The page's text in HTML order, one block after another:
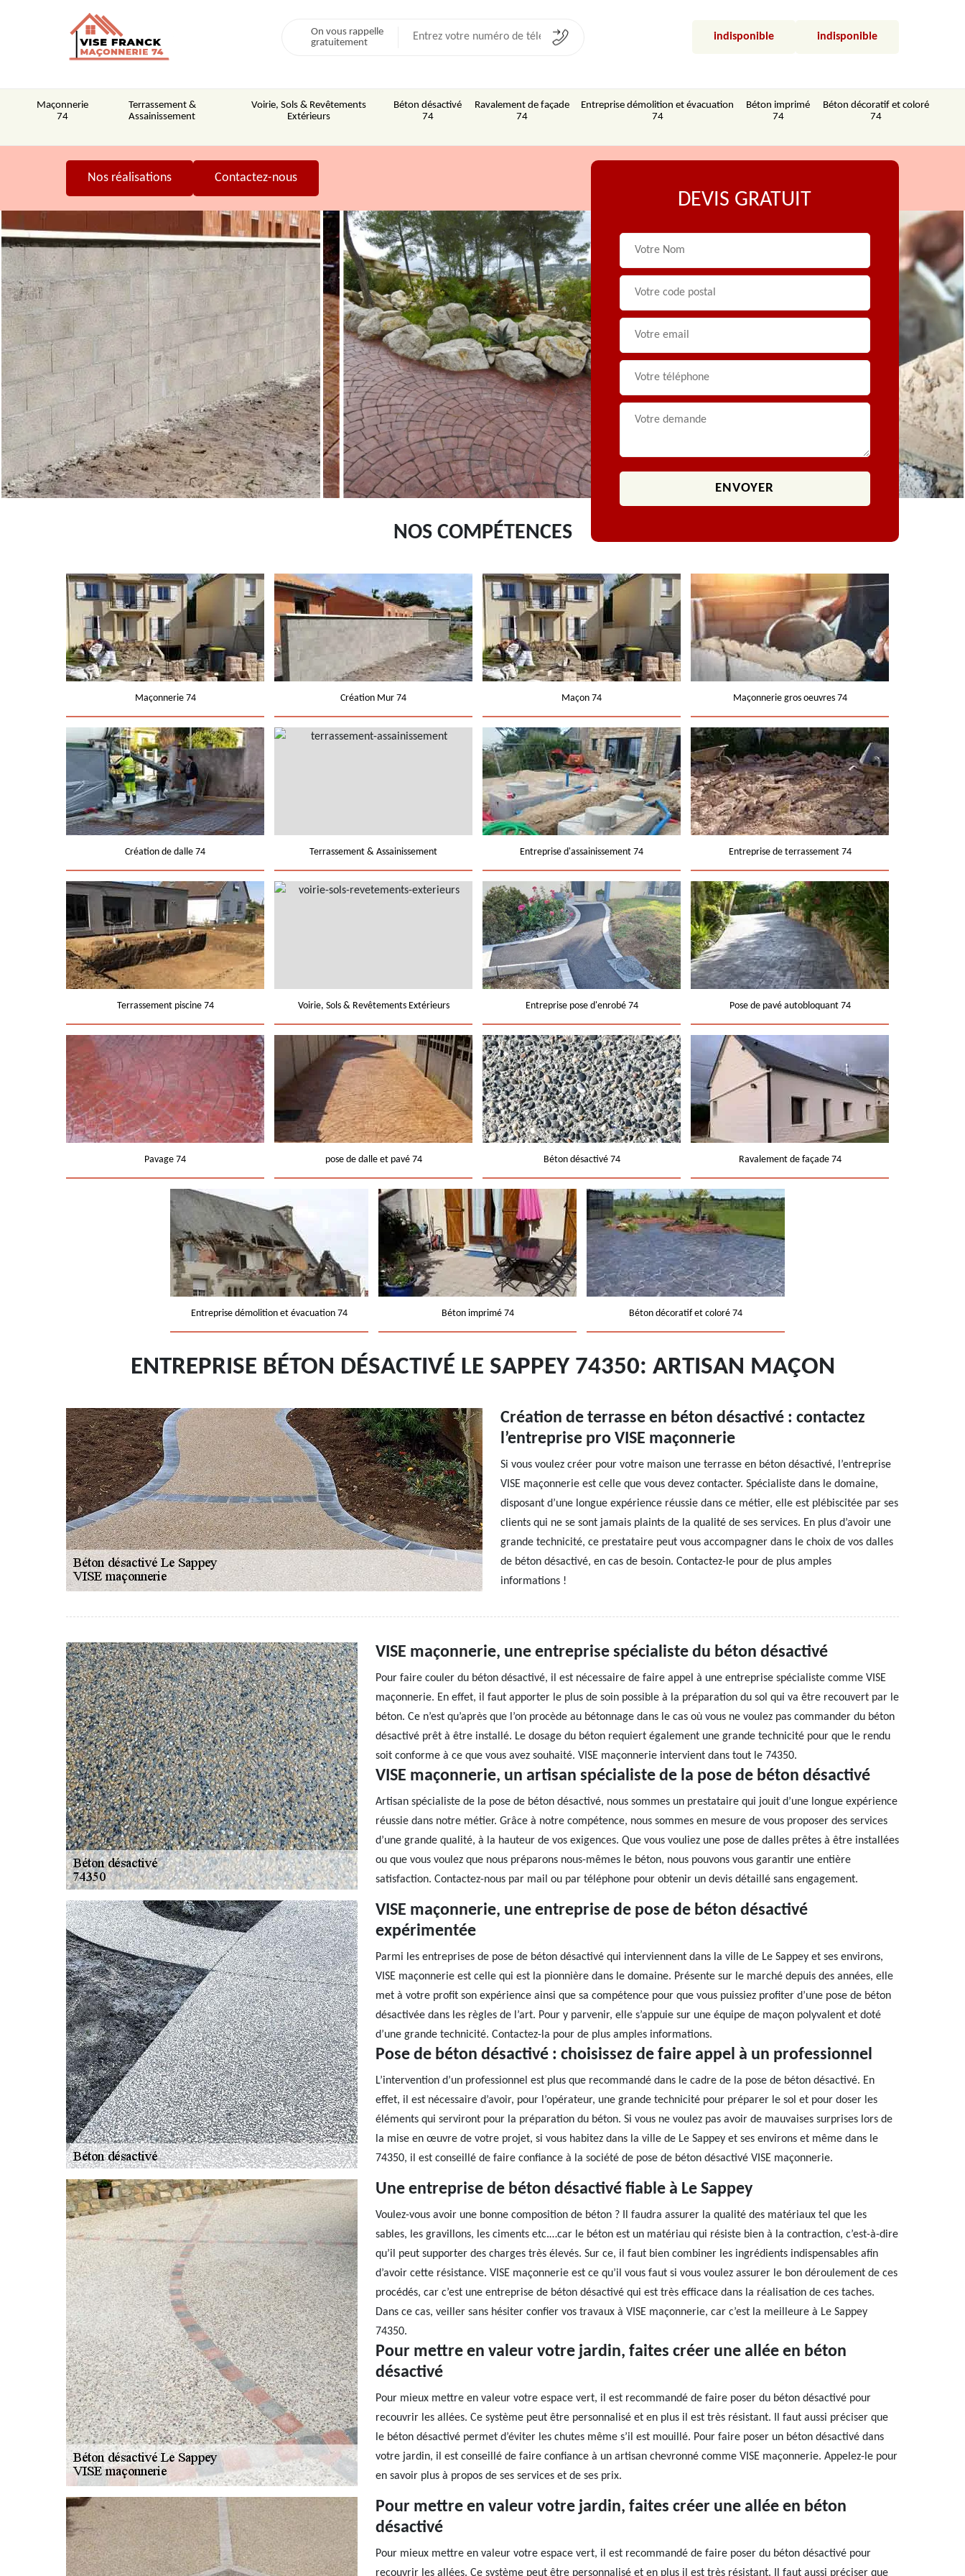
On vous rappelle
gratuitement
indisponible indisponible
Maçonnerie
74
Terrassement &
Assainissement
Voirie, Sols & Revêtements
Extérieurs
Béton désactivé
74
Ravalement de façade
74
Entreprise démolition et évacuation
74
Béton imprimé
74
Béton décoratif et coloré
74
Nos réalisations Contactez-nous
DEVIS GRATUIT
NOS COMPÉTENCES
Maçonnerie 74 Création Mur 74 Maçon 74 Maçonnerie gros oeuvres 74
Création de dalle 74 Terrassement & Assainissement Entreprise d'assainissement 74 Entreprise de terrassement 74
Terrassement piscine 74 Voirie, Sols & Revêtements Extérieurs Entreprise pose d'enrobé 74 Pose de pavé autobloquant 74
Pavage 74 pose de dalle et pavé 74 Béton désactivé 74 Ravalement de façade 74
Entreprise démolition et évacuation 74 Béton imprimé 74 Béton décoratif et coloré 74
ENTREPRISE BÉTON DÉSACTIVÉ LE SAPPEY 74350: ARTISAN MAÇON
Création de terrasse en béton désactivé : contactez
l’entreprise pro VISE maçonnerie
Si vous voulez créer pour votre maison une terrasse en béton désactivé, l’entreprise
VISE maçonnerie est celle que vous devez contacter. Spécialiste dans le domaine,
disposant d’une longue expérience réussie dans ce métier, elle est plébiscitée par ses
clients qui ne se sont jamais plaints de la qualité de ses services. En plus d’avoir une
grande technicité, ce prestataire peut vous accompagner dans le choix de vos dalles
de béton désactivé, en cas de besoin. Contactez-le pour de plus amples
informations !
VISE maçonnerie, une entreprise spécialiste du béton désactivé
Pour faire couler du béton désactivé, il est nécessaire de faire appel à une entreprise spécialiste comme VISE
maçonnerie. En effet, il faut apporter le plus de soin possible à la préparation du sol qui va être recouvert par le
béton. Ce n’est qu’après que l’on procède au bétonnage dans le cas où vous ne voulez pas commander du béton
désactivé prêt à être installé. Le dosage du béton requiert également une grande technicité pour que le rendu
soit conforme à ce que vous avez souhaité. VISE maçonnerie intervient dans tout le 74350.
VISE maçonnerie, un artisan spécialiste de la pose de béton désactivé
Artisan spécialiste de la pose de béton désactivé, nous sommes un prestataire qui jouit d’une longue expérience
réussie dans notre métier. Grâce à notre compétence, nous sommes en mesure de vous proposer des services
d’une grande qualité, à la hauteur de vos exigences. Que vous vouliez une pose de dalles prêtes à être installées
ou que vous voulez que nous préparons nous-mêmes le béton, nous pouvons vous garantir une entière
satisfaction. Contactez-nous par mail ou par téléphone pour obtenir un devis détaillé sans engagement.
VISE maçonnerie, une entreprise de pose de béton désactivé
expérimentée
Parmi les entreprises de pose de béton désactivé qui interviennent dans la ville de Le Sappey et ses environs,
VISE maçonnerie est celle qui est la pionnière dans le domaine. Présente sur le marché depuis des années, elle
met à votre profit son expérience ainsi que sa compétence pour que vous puissiez profiter d’une pose de béton
désactivée dans les règles de l’art. Pour y parvenir, elle s’appuie sur une équipe de maçon polyvalent et doté
d’une grande technicité. Contactez-la pour de plus amples informations.
Pose de béton désactivé : choisissez de faire appel à un professionnel
L’intervention d’un professionnel est plus que recommandé dans le cadre de la pose de béton désactivé. En
effet, il est nécessaire d’avoir, pour l’opérateur, une grande technicité pour préparer le sol et pour doser les
éléments qui serviront pour la préparation du béton. Si vous ne voulez pas avoir de mauvaises surprises lors de
la mise en œuvre de votre projet, si vous habitez dans la ville de Le Sappey et ses environs et même dans le
74350, il est conseillé de faire confiance à la société de pose de béton désactivé VISE maçonnerie.
Une entreprise de béton désactivé fiable à Le Sappey
Voulez-vous avoir une bonne composition de béton ? Il faudra assurer la qualité des matériaux tel que les
sables, les gravillons, les ciments etc.…car le béton est un matériau qui résiste bien à la contraction, c’est-à-dire
qu’il peut supporter des charges très élevés. Sur ce, il faut bien combiner les ingrédients indispensables afin
d’avoir cette résistance. VISE maçonnerie est ce qu’il vous faut si vous voulez assurer le bon déroulement de ces
procédés, car c’est une entreprise de béton désactivé qui est très efficace dans la réalisation de ces taches.
Dans ce cas, veiller sans hésiter confier vos travaux à VISE maçonnerie, car c’est la meilleure à Le Sappey
74350.
Pour mettre en valeur votre jardin, faites créer une allée en béton
désactivé
Pour mieux mettre en valeur votre espace vert, il est recommandé de faire poser du béton désactivé pour
recouvrir les allées. Ce système peut être personnalisé et en plus il est très résistant. Il faut aussi préciser que
le béton désactivé permet d’éviter les chutes même s’il est mouillé. Pour faire poser un béton désactivé dans
votre jardin, il est conseillé de faire confiance à un artisan chevronné comme VISE maçonnerie. Appelez-le pour
en savoir plus à propos de ses services et de ses prix.
Pour mettre en valeur votre jardin, faites créer une allée en béton
désactivé
Pour mieux mettre en valeur votre espace vert, il est recommandé de faire poser du béton désactivé pour
recouvrir les allées. Ce système peut être personnalisé et en plus il est très résistant. Il faut aussi préciser que